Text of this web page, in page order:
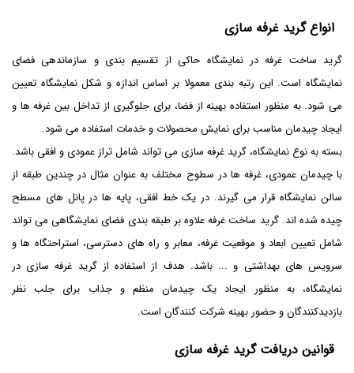
انواع گرید غرفه سازی
گرید ساخت غرفه در نمایشگاه حاکی از تقسیم بندی و سازماندهی فضای
نمایشگاه است. این رتبه بندی معمولا بر اساس اندازه و شکل نمایشگاه تعیین
می شود. به منظور استفاده بهینه از فضا، برای جلوگیری از تداخل بین غرفه ها و
ایجاد چیدمان مناسب برای نمایش محصولات و خدمات استفاده می شود.
بسته به نوع نمایشگاه، گرید غرفه سازی می تواند شامل تراز عمودی و افقی باشد.
با چیدمان عمودی، غرفه ها در سطوح مختلف به عنوان مثال در چندین طبقه از
سالن نمایشگاه قرار می گیرند. در یک خط افقی، پایه ها در پانل های مسطح
چیده شده اند. گرید ساخت غرفه علاوه بر طبقه بندی فضای نمایشگاهی می تواند
شامل تعیین ابعاد و موقعیت غرفه، معابر و راه های دسترسی، استراحتگاه ها و
سرویس های بهداشتی و ... باشد. هدف از استفاده از گرید غرفه سازی در
نمایشگاه، به منظور ایجاد یک چیدمان منظم و جذاب برای جلب نظر
بازدیدکنندگان و حضور بهینه شرکت کنندگان است.
قوانین دریافت گرید غرفه سازی